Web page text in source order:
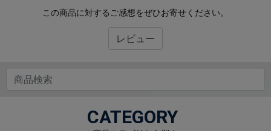
この商品に対するご感想をぜひお寄せください。
レビュー
CATEGORY